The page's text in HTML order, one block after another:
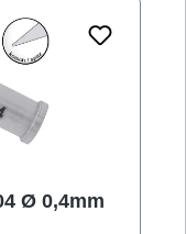
Ø 0,4mm